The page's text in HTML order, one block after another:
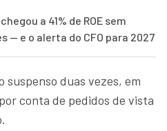
a 41% de ROE sem
— e o alerta do CFO para 2027
suspenso duas vezes, em
conta de pedidos de vista